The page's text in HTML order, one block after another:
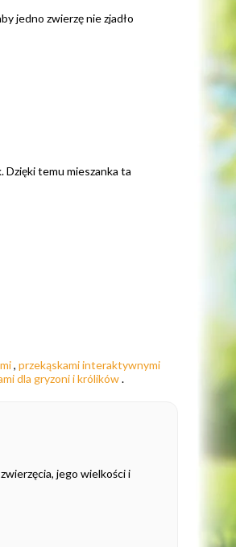
jedno zwierzę nie zjadło
Dzięki temu mieszanka ta
, przekąskami interaktywnymi
dla gryzoni i królików.
jego wielkości i